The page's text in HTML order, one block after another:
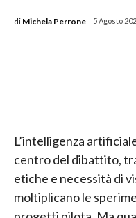
di Michela Perrone 5 Agosto
L’intelligenza
centro del dibattito,
etiche e necessità di
moltiplicano le